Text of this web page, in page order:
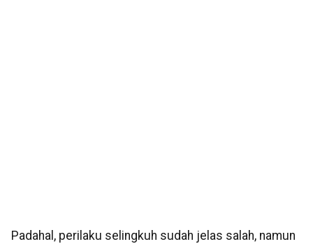
Padahal, perilaku selingkuh sudah jelas salah, namun